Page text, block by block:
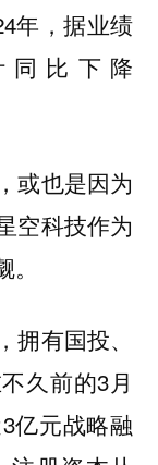
年，据业绩
比下降
或也是因为
空科技作为
有国投、
久前的3月
亿元战略融